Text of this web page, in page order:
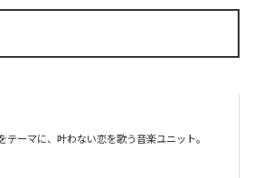
テーマに、叶わない恋を歌う音楽ユニット。